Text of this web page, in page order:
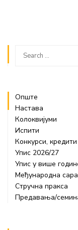
Опште
Настава
Колоквијуми
Испити
Конкурси,
Упис 2026/27
Упис у више
Међународна
Стручна пракса
Предавања/